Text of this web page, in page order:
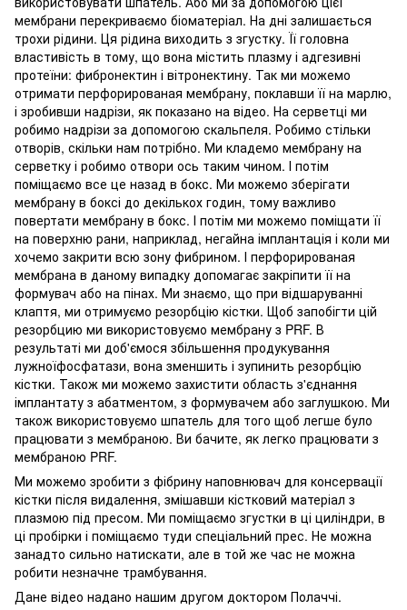
мембрани перекриваємо біоматеріал. На дні залишається
трохи рідини. Ця рідина виходить з згустку. Її головна
властивість в тому, що вона містить плазму і адгезивні
протеїни: фибронектин і вітронектину. Так ми можемо
отримати перфорированая мембрану, поклавши її на марлю,
і зробивши надрізи, як показано на відео. На серветці ми
робимо надрізи за допомогою скальпеля. Робимо стільки
отворів, скільки нам потрібно. Ми кладемо мембрану на
серветку і робимо отвори ось таким чином. І потім
поміщаємо все це назад в бокс. Ми можемо зберігати
мембрану в боксі до декількох годин, тому важливо
повертати мембрану в бокс. І потім ми можемо поміщати її
на поверхню рани, наприклад, негайна імплантація і коли ми
хочемо закрити всю зону фибрином. І перфорированая
мембрана в даному випадку допомагає закріпити її на
формувач або на пінах. Ми знаємо, що при відшаруванні
клаптя, ми отримуємо резорбцію кістки. Щоб запобігти цій
резорбцию ми використовуємо мембрану з PRF. В
результаті ми доб'ємося збільшення продукування
лужноїфосфатази, вона зменшить і зупинить резорбцію
кістки. Також ми можемо захистити область з'єднання
імплантату з абатментом, з формувачем або заглушкою. Ми
також використовуємо шпатель для того щоб легше було
працювати з мембраною. Ви бачите, як легко працювати з
мембраною PRF.
Ми можемо зробити з фібрину наповнювач для консервації
кістки після видалення, змішавши кістковий матеріал з
плазмою під пресом. Ми поміщаємо згустки в ці циліндри, в
ці пробірки і поміщаємо туди спеціальний прес. Не можна
занадто сильно натискати, але в той же час не можна
робити незначне трамбування.
Дане відео надано нашим другом доктором Полаччі.